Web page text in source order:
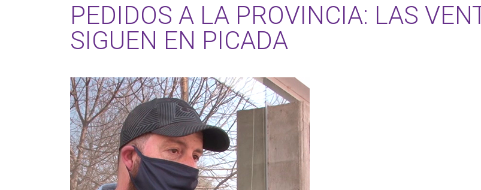
PEDIDOS A LA PROVINCIA: LAS
SIGUEN EN PICADA